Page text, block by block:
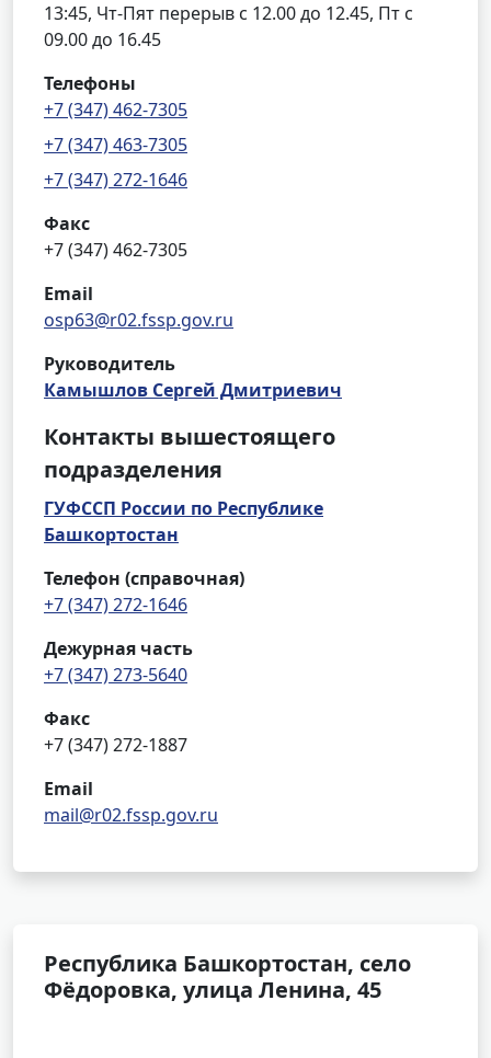
13:45, Чт-Пят перерыв с 12.00 до 12.45, Пт с
09.00 до 16.45
Телефоны
+7 (347) 462-7305
+7 (347) 463-7305
+7 (347) 272-1646
Факс
+7 (347) 462-7305
Email
osp63@r02.fssp.gov.ru
Руководитель
Камышлов Сергей Дмитриевич
Контакты вышестоящего
подразделения
ГУФССП России по Республике
Башкортостан
Телефон (справочная)
+7 (347) 272-1646
Дежурная часть
+7 (347) 273-5640
Факс
+7 (347) 272-1887
Email
mail@r02.fssp.gov.ru
Республика Башкортостан, село
Фёдоровка, улица Ленина, 45